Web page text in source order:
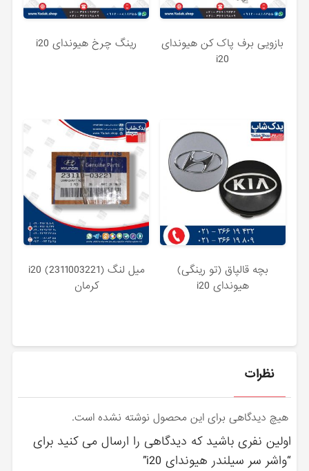
بازویی برف پاک کن هیوندای
i20
رینگ چرخ هیوندای i20
بچه قالپاق (تو رینگی)
هیوندای i20
میل لنگ (2311003221) i20
کرمان
نظرات
هیچ دیدگاهی برای این محصول نوشته نشده است.
اولین نفری باشید که دیدگاهی را ارسال می کنید برای
“واشر سر سیلندر هیوندای i20”